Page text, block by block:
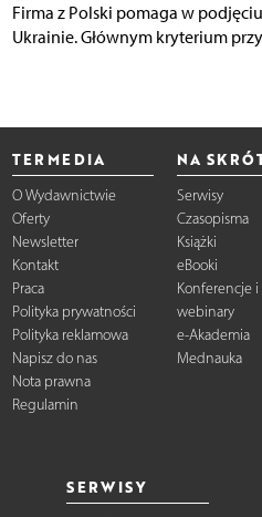
Firma z Polski pomaga w
Ukrainie. Głównym kryterium
TERMEDIA
O Wydawnictwie
Oferty
Newsletter
Kontakt
Praca
Polityka prywatności
Polityka reklamowa
Napisz do nas
Nota prawna
Regulamin
NA
Serwisy
Czasopisma
Książki
eBooki
Konferencje i
webinary
e-Akademia
Mednauka
SERWISY